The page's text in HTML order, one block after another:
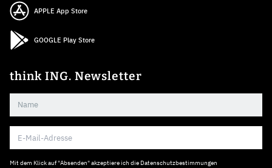
APPLE App Store
GOOGLE Play Store
think ING. Newsletter
Mit dem Klick auf "Absenden" akzeptiere ich die Datenschutzbestimmungen